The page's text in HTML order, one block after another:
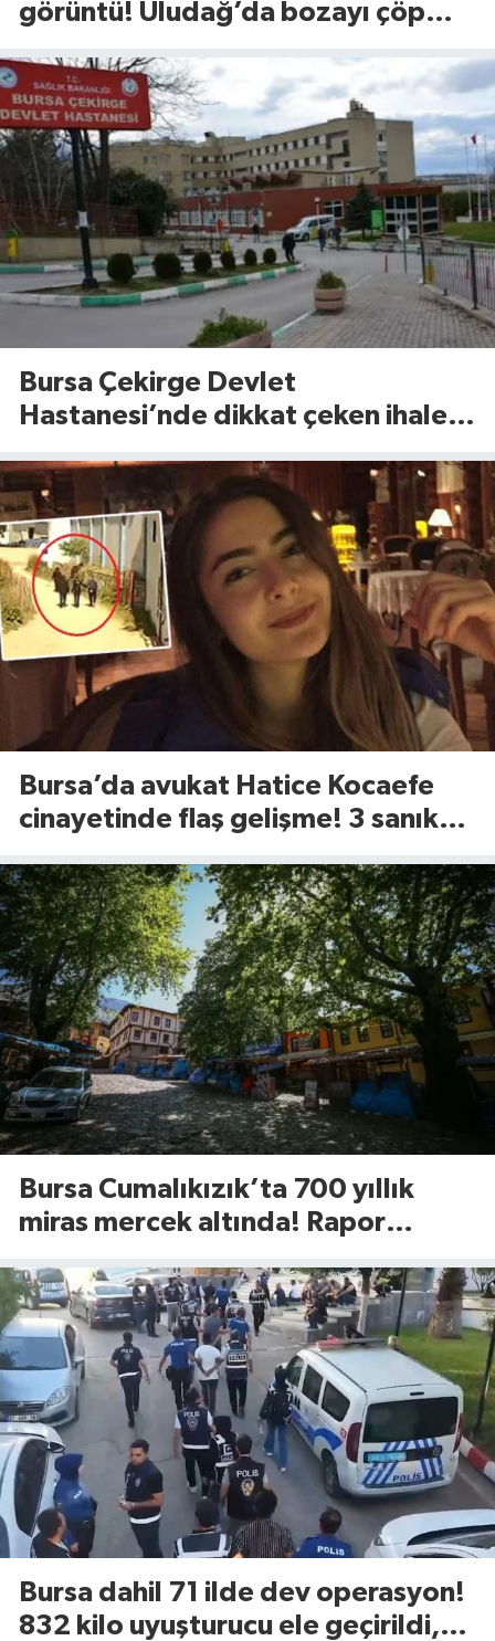
görüntü! Uludağ’da bozayı çöp
Bursa Çekirge Devlet
Hastanesi’nde dikkat çeken ihale!
oldu
Bursa’da avukat Hatice Kocaefe
cinayetinde flaş gelişme! 3 sanık
Bursa Cumalıkızık’ta 700 yıllık
miras mercek altında! Rapor
Bursa dahil 71 ilde dev operasyon!
832 kilo uyuşturucu ele geçirildi,